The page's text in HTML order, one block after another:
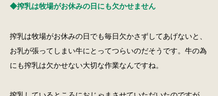
◆搾乳は牧場がお休みの日にも欠かせません
搾乳は牧場がお休みの日でも毎日欠かさずしてあげないと、
お乳が張ってしまい牛にとってつらいのだそうです。牛の為
にも搾乳は欠かせない大切な作業なんですね。